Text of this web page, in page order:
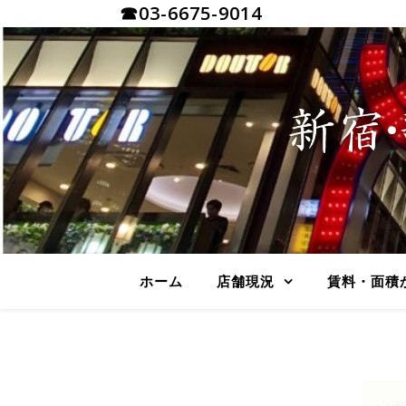
☎03-6675-9014
ホーム 店舗現況 賃料・面積